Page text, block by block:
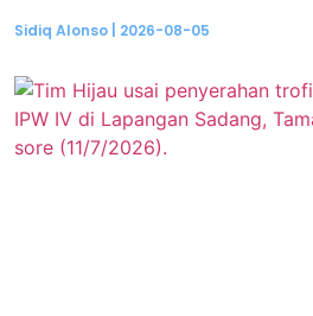
Sidiq Alonso 2026-08-05